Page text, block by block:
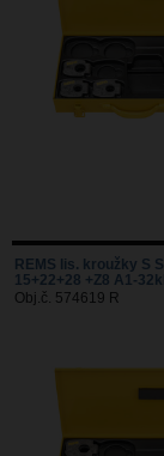
REMS lis. kroužky S
15+22+28 +Z8 A1-
Obj.č. 574619 R